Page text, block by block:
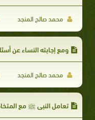
محمد صالح المنجد
ومع إجابته النساء عن
محمد صالح المنجد
تعامل النبي ﷺ مع